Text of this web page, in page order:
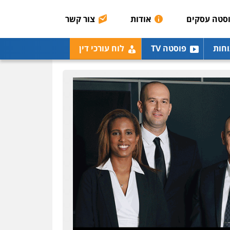
עסקים אודות צור קשר
פוסטה TV לוח עורכי דין
מנשה, אלמוג – עורכי דין
פלילי עבירות תנועה
צווארון לבן תעבורה עורכי
דין לענייני אסירים מעצרים
0546470989
עו"ד אבי כהן
פלילי פשיעה חמורה
קטינים אלימות סמים
עבירות מין
0523647066
ויקי שמואל – משרד עו"ד
משפט פלילי
0528959600